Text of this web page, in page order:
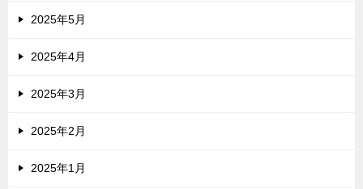
2025年5月
2025年4月
2025年3月
2025年2月
2025年1月